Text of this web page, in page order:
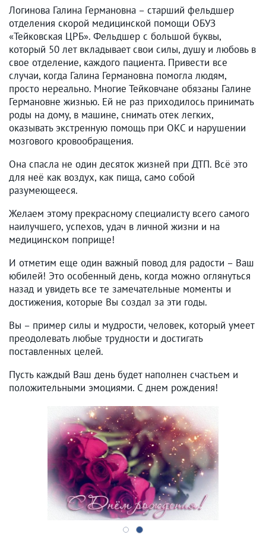
Логинова Галина Германовна – старший фельдшер
отделения скорой медицинской помощи ОБУЗ
«Тейковская ЦРБ». Фельдшер с большой буквы,
который 50 лет вкладывает свои силы, душу и любовь в
свое отделение, каждого пациента. Привести все
случаи, когда Галина Германовна помогла людям,
просто нереально. Многие Тейковчане обязаны Галине
Германовне жизнью. Ей не раз приходилось принимать
роды на дому, в машине, снимать отек легких,
оказывать экстренную помощь при ОКС и нарушении
мозгового кровообращения.
Она спасла не один десяток жизней при ДТП. Всё это
для неё как воздух, как пища, само собой
разумеющееся.
Желаем этому прекрасному специалисту всего самого
наилучшего, успехов, удач в личной жизни и на
медицинском поприще!
И отметим еще один важный повод для радости – Ваш
юбилей! Это особенный день, когда можно оглянуться
назад и увидеть все те замечательные моменты и
достижения, которые Вы создал за эти годы.
Вы – пример силы и мудрости, человек, который умеет
преодолевать любые трудности и достигать
поставленных целей.
Пусть каждый Ваш день будет наполнен счастьем и
положительными эмоциями. С днем рождения!